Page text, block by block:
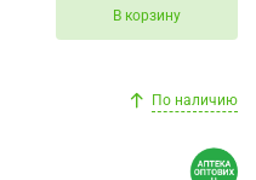
В корзину
По наличию